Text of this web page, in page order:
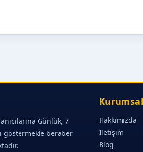
Günlük, 7
göstermekle beraber
Kurumsal
Hakkımızda
İletişim
Blog